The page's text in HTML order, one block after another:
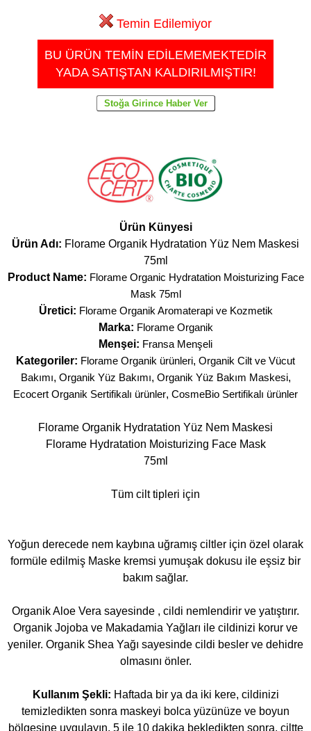
Temin Edilemiyor
BU ÜRÜN TEMİN EDİLEMEMEKTEDİR
YADA SATIŞTAN KALDIRILMIŞTIR!
Ürün Künyesi
Ürün Adı: Florame Organik Hydratation Yüz Nem Maskesi
75ml
Product Name: Florame Organic Hydratation Moisturizing Face
Mask 75ml
Üretici: Florame Organik Aromaterapi ve Kozmetik
Marka: Florame Organik
Menşei: Fransa Menşeli
Kategoriler: Florame Organik ürünleri, Organik Cilt ve Vücut
Bakımı, Organik Yüz Bakımı, Organik Yüz Bakım Maskesi,
Ecocert Organik Sertifikalı ürünler, CosmeBio Sertifikalı ürünler
Florame Organik Hydratation Yüz Nem Maskesi
Florame Hydratation Moisturizing Face Mask
75ml
Tüm cilt tipleri için
Yoğun derecede nem kaybına uğramış ciltler için özel olarak
formüle edilmiş Maske kremsi yumuşak dokusu ile eşsiz bir
bakım sağlar.
Organik Aloe Vera sayesinde , cildi nemlendirir ve yatıştırır.
Organik Jojoba ve Makadamia Yağları ile cildinizi korur ve
yeniler. Organik Shea Yağı sayesinde cildi besler ve dehidre
olmasını önler.
Kullanım Şekli: Haftada bir ya da iki kere, cildinizi
temizledikten sonra maskeyi bolca yüzünüze ve boyun
bölgesine uygulayın. 5 ile 10 dakika bekledikten sonra, ciltte